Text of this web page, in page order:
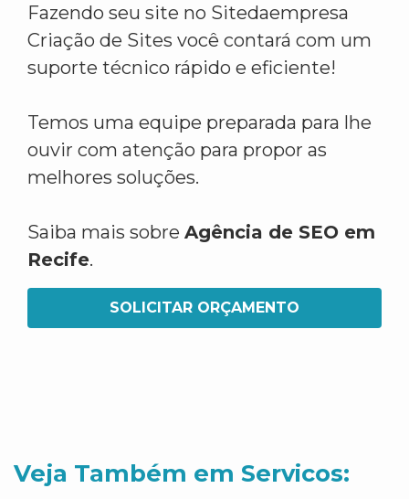
Fazendo seu site no Sitedaempresa
Criação de Sites você contará com um
suporte técnico rápido e eficiente!
Temos uma equipe preparada para lhe
ouvir com atenção para propor as
melhores soluções.
Saiba mais sobre Agência de SEO em
Recife.
SOLICITAR ORÇAMENTO
Veja Também em Servicos: